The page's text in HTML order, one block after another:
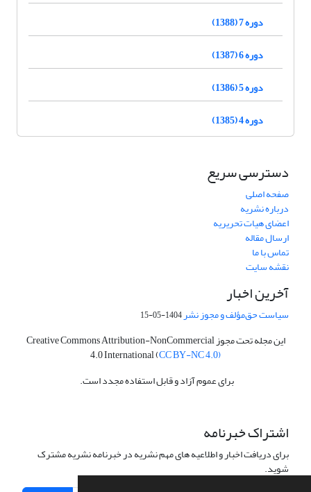
دوره 7 (1388)
دوره 6 (1387)
دوره 5 (1386)
دوره 4 (1385)
دسترسی سریع
صفحه اصلی
درباره نشریه
اعضای هیات تحریریه
ارسال مقاله
تماس با ما
نقشه سایت
آخرین اخبار
سیاست حق‌مؤلف و مجوز نشر1404-05-15
این مجله تحت مجوز Creative Commons Attribution-NonCommercial
4.0 International (CC BY-NC 4.0)
برای عموم آزاد و قابل استفاده مجدد است.
اشتراک خبرنامه
برای دریافت اخبار و اطلاعیه های مهم نشریه در خبرنامه نشریه مشترک
شوید.